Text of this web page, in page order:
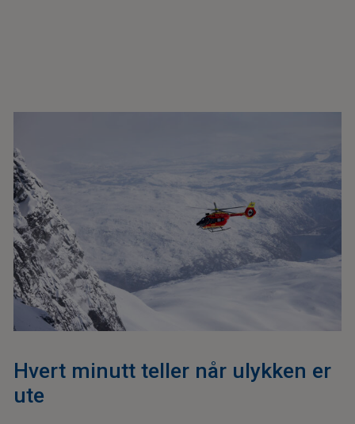
Hvert minutt teller når ulykken er
ute